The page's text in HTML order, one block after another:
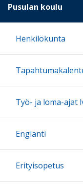
12:00
13:00
14:00
15:00
16:00
Pusulan koulu
Henkilökunta
Työ- ja loma-ajat
Englanti
Erityisopetus